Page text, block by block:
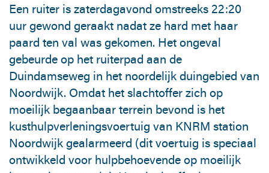
Een ruiter is zaterdagavond omstreeks 22:20
uur gewond geraakt nadat ze hard met haar
paard ten val was gekomen. Het ongeval
gebeurde op het ruiterpad aan de
Duindamseweg in het noordelijk duingebied van
Noordwijk. Omdat het slachtoffer zich op
moeilijk begaanbaar terrein bevond is het
kusthulpverleningsvoertuig van KNRM station
Noordwijk gealarmeerd (dit voertuig is speciaal
ontwikkeld voor hulpbehoevende op moeilijk